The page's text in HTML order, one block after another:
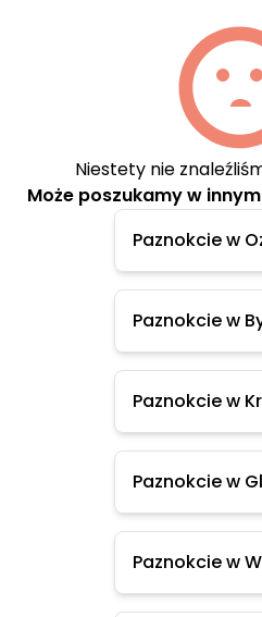
Niestety nie
Może poszukamy w
Paznokcie w
Paznokcie w
Paznokcie w
Paznokcie w
Paznokcie w